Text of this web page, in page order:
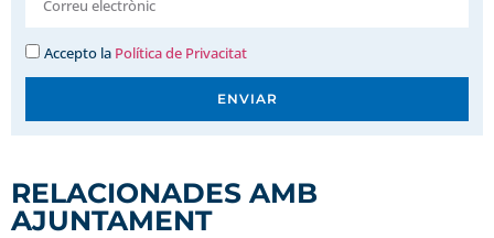
Accepto la Política de Privacitat
ENVIAR
RELACIONADES AMB
AJUNTAMENT